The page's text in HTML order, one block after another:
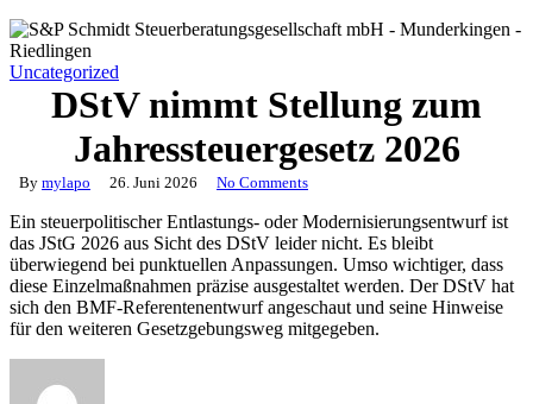
Uncategorized
DStV nimmt Stellung zum
Jahressteuergesetz 2026
By mylapo 26. Juni 2026 No Comments
Ein steuerpolitischer Entlastungs- oder Modernisierungsentwurf ist
das JStG 2026 aus Sicht des DStV leider nicht. Es bleibt
überwiegend bei punktuellen Anpassungen. Umso wichtiger, dass
diese Einzelmaßnahmen präzise ausgestaltet werden. Der DStV hat
sich den BMF-Referentenentwurf angeschaut und seine Hinweise
für den weiteren Gesetzgebungsweg mitgegeben.